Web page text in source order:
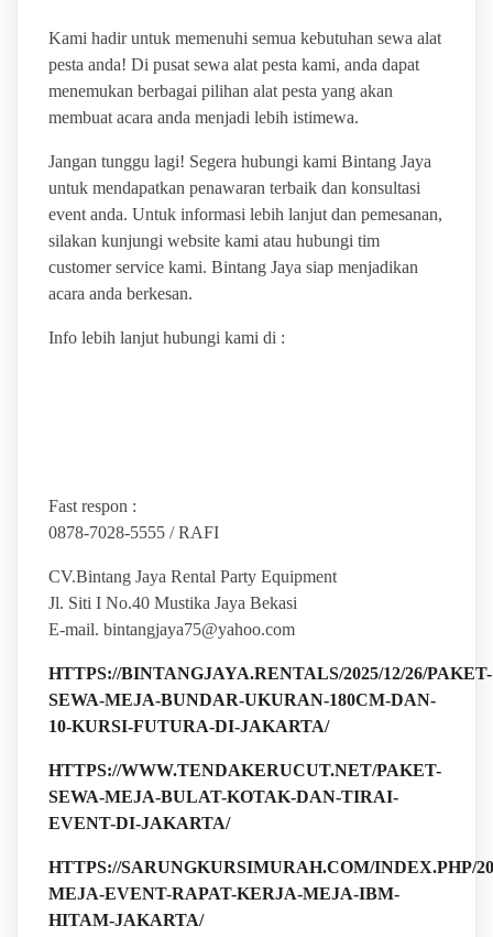
Kami hadir untuk memenuhi semua kebutuhan sewa alat
pesta anda! Di pusat sewa alat pesta kami, anda dapat
menemukan berbagai pilihan alat pesta yang akan
membuat acara anda menjadi lebih istimewa.
Jangan tunggu lagi! Segera hubungi kami Bintang Jaya
untuk mendapatkan penawaran terbaik dan konsultasi
event anda. Untuk informasi lebih lanjut dan pemesanan,
silakan kunjungi website kami atau hubungi tim
customer service kami. Bintang Jaya siap menjadikan
acara anda berkesan.
Info lebih lanjut hubungi kami di :
Fast respon :
0878-7028-5555 / RAFI
CV.Bintang Jaya Rental Party Equipment
Jl. Siti I No.40 Mustika Jaya Bekasi
E-mail. bintangjaya75@yahoo.com
HTTPS://BINTANGJAYA.RENTALS/2025/12/26/PAKET-
SEWA-MEJA-BUNDAR-UKURAN-180CM-DAN-
10-KURSI-FUTURA-DI-JAKARTA/
HTTPS://WWW.TENDAKERUCUT.NET/PAKET-
SEWA-MEJA-BULAT-KOTAK-DAN-TIRAI-
EVENT-DI-JAKARTA/
HTTPS://SARUNGKURSIMURAH.COM/INDEX.PHP/
MEJA-EVENT-RAPAT-KERJA-MEJA-IBM-
HITAM-JAKARTA/